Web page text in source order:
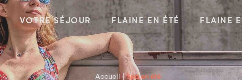
VOTRE SÉJOUR FLAINE EN ÉTÉ FLAINE
Accueil Spa en été